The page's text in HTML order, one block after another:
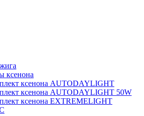
ксенона
ксенона AUTODAYLIGHT
ксенона AUTODAYLIGHT 50W
ксенона EXTREMELIGHT